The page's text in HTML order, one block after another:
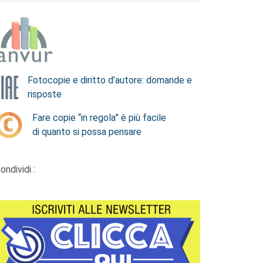
Fotocopie e diritto d’autore: domande e
risposte
Fare copie “in regola” è più facile
di quanto si possa pensare
: